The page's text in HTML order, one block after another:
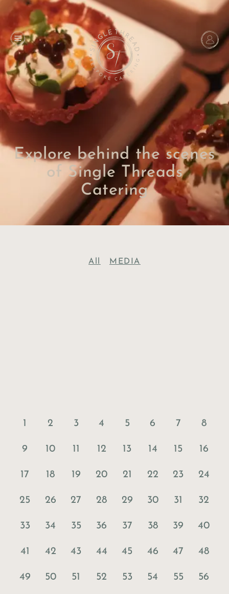
Explore behind the scenes
of Single Threads
Catering
All MEDIA
1 2 3 4 5 6 7 8
9 10 11 12 13 14 15 16
17 18 19 20 21 22 23 24
25 26 27 28 29 30 31 32
33 34 35 36 37 38 39 40
41 42 43 44 45 46 47 48
49 50 51 52 53 54 55 56